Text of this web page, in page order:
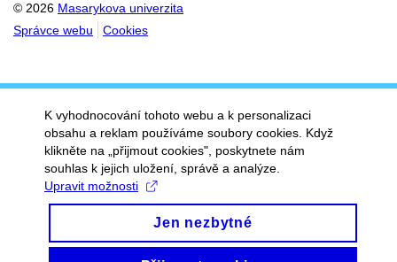
© 2026 Masarykova univerzita
Správce webu
Cookies
K vyhodnocování tohoto webu a k personalizaci
obsahu a reklam používáme soubory cookies. Když
klikněte na „přijmout cookies", poskytnete nám
souhlas k jejich uložení, správě a analýze.
Upravit možnosti
Jen nezbytné